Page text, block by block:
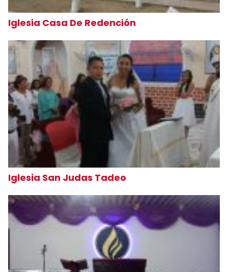
Iglesia Casa De Redención
Iglesia San Judas Tadeo